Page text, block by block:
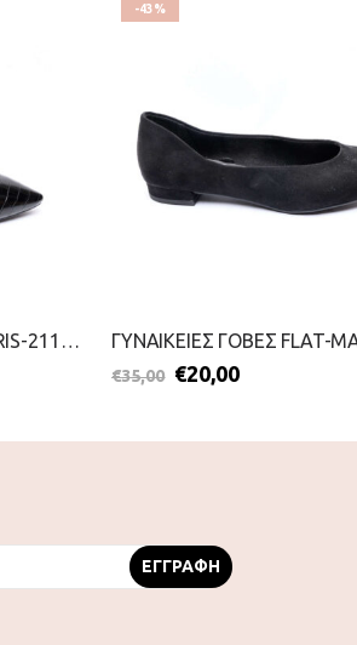
ΓΥΝΑΙΚΕΙΕΣ ΓΟΒΕΣ-TAMARIS-2111-0041-ΜΑΥΡΟ
-43%
€35,00 €20,00